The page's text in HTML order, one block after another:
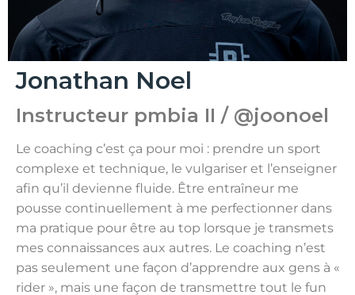
Jonathan Noel
Instructeur pmbia II / @joonoel
Le coaching c’est ça pour moi : prendre un sport
complexe et technique, le vulgariser et l’enseigner
afin qu’il devienne fluide. Être entraîneur me
pousse continuellement à me perfectionner dans
ma pratique pour être au top lorsque je transmets
mes connaissances aux autres. Le coaching n’est
pas seulement une façon d’apprendre aux gens à «
rider », mais une façon de transmettre tout le fun